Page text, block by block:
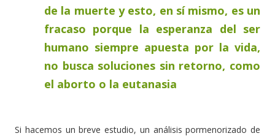
de la muerte y esto, en sí mismo, es un
fracaso porque la esperanza del ser
humano siempre apuesta por la vida,
no busca soluciones sin retorno, como
el aborto o la eutanasia
Si hacemos un breve estudio, un análisis pormenorizado de